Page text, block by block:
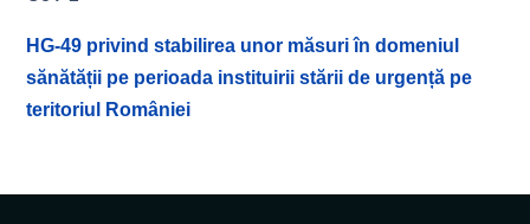
HG-49 privind stabilirea unor măsuri în domeniul
sănătății pe perioada instituirii stării de urgență pe
teritoriul României